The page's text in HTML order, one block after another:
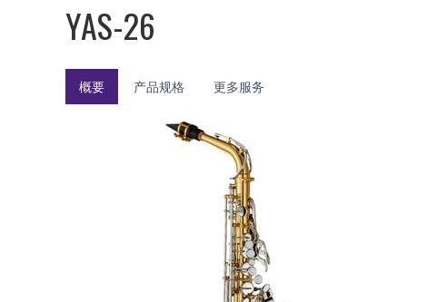
YAS-26
概要 产品规格 更多服务